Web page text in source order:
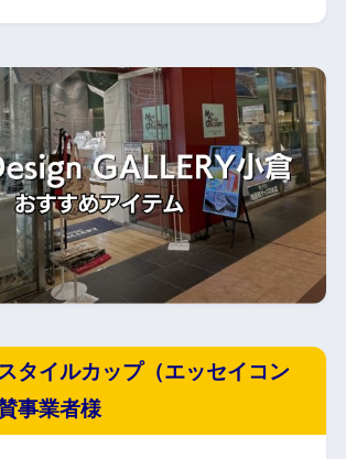
タイルカップ（エッセイコン
事業者様